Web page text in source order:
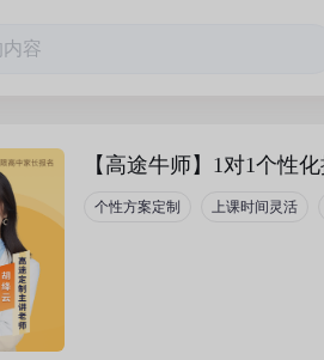
【高途牛师】1对1个性
个性方案定制 上课时间灵活